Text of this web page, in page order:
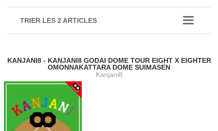
TRIER LES 2 ARTICLES
KANJANI8 - KANJANI8 GODAI DOME TOUR EIGHT X EIGHTER
OMONNAKATTARA DOME SUIMASEN
Kanjani8